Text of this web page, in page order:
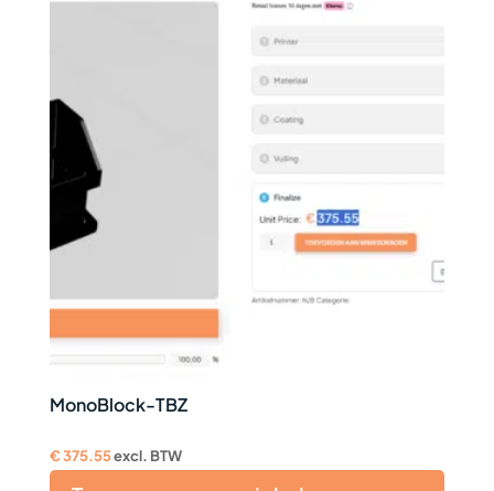
MonoBlock-TBZ
€375.55excl. BTW